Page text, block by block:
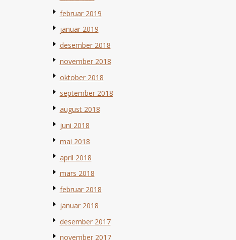
februar 2019
januar 2019
desember 2018
november 2018
oktober 2018
september 2018
august 2018
juni 2018
mai 2018
april 2018
mars 2018
februar 2018
januar 2018
desember 2017
november 2017